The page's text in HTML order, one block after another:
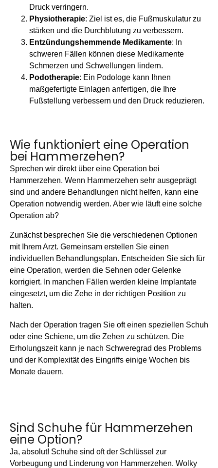
Druck verringern.
Physiotherapie: Ziel ist es, die Fußmuskulatur zu
stärken und die Durchblutung zu verbessern.
Entzündungshemmende Medikamente: In
schweren Fällen können diese Medikamente
Schmerzen und Schwellungen lindern.
Podotherapie: Ein Podologe kann Ihnen
maßgefertigte Einlagen anfertigen, die Ihre
Fußstellung verbessern und den Druck reduzieren.
Wie funktioniert eine Operation
bei Hammerzehen?
Sprechen wir direkt über eine Operation bei
Hammerzehen. Wenn Hammerzehen sehr ausgeprägt
sind und andere Behandlungen nicht helfen, kann eine
Operation notwendig werden. Aber wie läuft eine solche
Operation ab?
Zunächst besprechen Sie die verschiedenen Optionen
mit Ihrem Arzt. Gemeinsam erstellen Sie einen
individuellen Behandlungsplan. Entscheiden Sie sich für
eine Operation, werden die Sehnen oder Gelenke
korrigiert. In manchen Fällen werden kleine Implantate
eingesetzt, um die Zehe in der richtigen Position zu
halten.
Nach der Operation tragen Sie oft einen speziellen Schuh
oder eine Schiene, um die Zehen zu schützen. Die
Erholungszeit kann je nach Schweregrad des Problems
und der Komplexität des Eingriffs einige Wochen bis
Monate dauern.
Sind Schuhe für Hammerzehen
eine Option?
Ja, absolut! Schuhe sind oft der Schlüssel zur
Vorbeugung und Linderung von Hammerzehen. Wolky